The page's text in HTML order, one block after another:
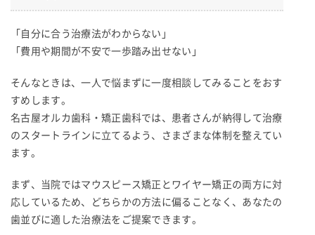
「自分に合う治療法がわからない」
「費用や期間が不安で一歩踏み出せない」
そんなときは、一人で悩まずに一度相談してみることをおす
すめします。
名古屋オルカ歯科・矯正歯科では、患者さんが納得して治療
のスタートラインに立てるよう、さまざまな体制を整えてい
ます。
まず、当院ではマウスピース矯正とワイヤー矯正の両方に対
応しているため、どちらかの方法に偏ることなく、あなたの
歯並びに適した治療法をご提案できます。